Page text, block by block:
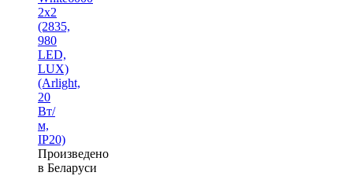
2x2
(2835,
980
LED,
LUX)
(Arlight,
20
Вт/
м,
IP20)
Произведено
в Беларуси